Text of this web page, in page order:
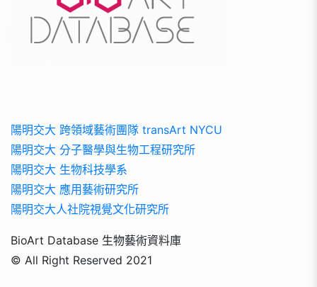
陽明交大 跨領域藝術團隊 transArt NYCU
陽明交大 分子醫學與生物工程研究所
陽明交大 生物科技學系
陽明交大 應用藝術研究所
陽明交大人社院視覺文化研究所
BioArt Database 生物藝術資料庫
© All Right Reserved 2021